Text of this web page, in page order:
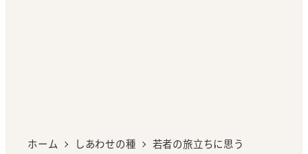
ホーム しあわせの種 若者の旅立ちに思う